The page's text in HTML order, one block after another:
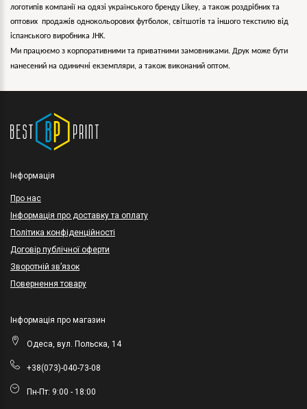
логотипів компанії на одязі українського бренду Likey, а також роздрібних та
оптових продажів однокольорових футболок, світшотів та іншого текстилю від
іспанського виробника JHK.
Ми працюємо з корпоративними та приватними замовниками. Друк може бути
нанесений на одиничні екземпляри, а також виконаний оптом.
Інформація
Про нас
Інформація про доставку та оплату
Політика конфіденційності
Договір публічної оферти
Зворотній зв’язок
Повернення товару
Інформація про магазин
Одеса, вул. Польска, 14
+38(073)-040-73-08
Пн-Пт: 9:00 - 18:00